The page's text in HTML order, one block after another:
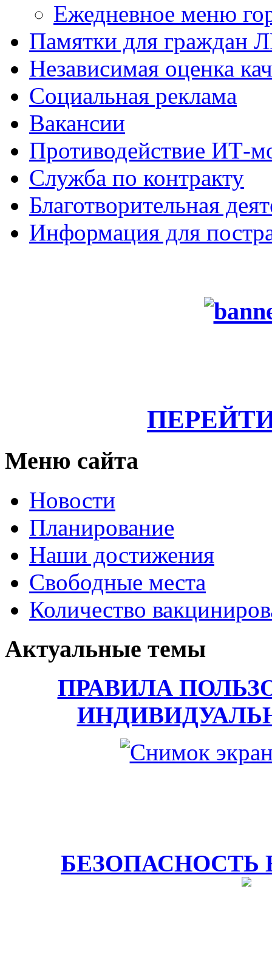
Ежедневное меню
Памятки для граждан
Независимая оценка
Социальная реклама
Вакансии
Противодействие ИТ-
Служба по контракту
Благотворительная
Информация для
Меню сайта
Новости
Планирование
Наши достижения
Свободные места
Количество
Актуальные темы
ПРАВИЛА
БЕЗОПАСНОСТЬ